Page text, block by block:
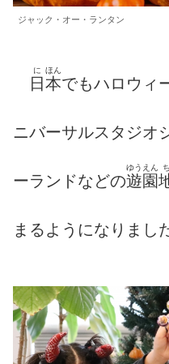
ジャック・オー・ランタン
日
に
本
ほん
でもハロウィ
ニバーサルスタジオ
ーランドなどの遊園
ゆうえん ち
まるようになりまし